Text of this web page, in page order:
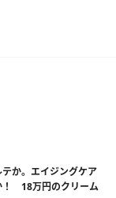
か。エイジングケア
！ 18万円のクリーム